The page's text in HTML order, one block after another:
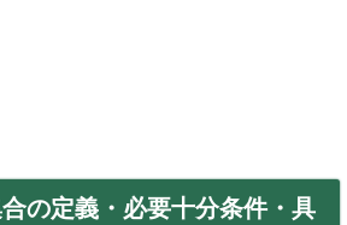
の定義・必要十分条件・具